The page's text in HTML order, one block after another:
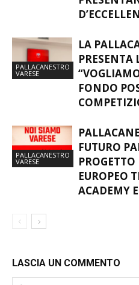
PALLACANESTRO
VARESE
LA
PRESENTA
FONDO
PALLACANESTRO
VARESE
FUTURO
EUROPEO
ACADEMY
LASCIA UN COMMENTO